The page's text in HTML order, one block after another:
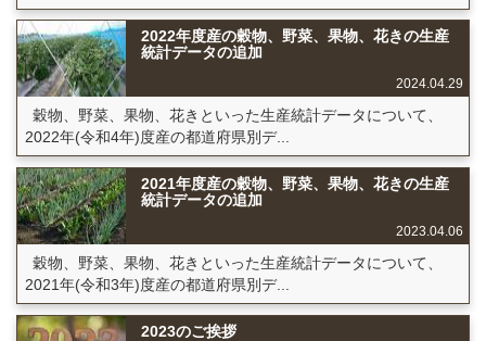
2022年度産の穀物、野菜、果物、花きの生産
統計データの追加
2024.04.29
穀物、野菜、果物、花きといった生産統計データについて、
2022年(令和4年)度産の都道府県別デ...
2021年度産の穀物、野菜、果物、花きの生産
統計データの追加
2023.04.06
穀物、野菜、果物、花きといった生産統計データについて、
2021年(令和3年)度産の都道府県別デ...
2023のご挨拶